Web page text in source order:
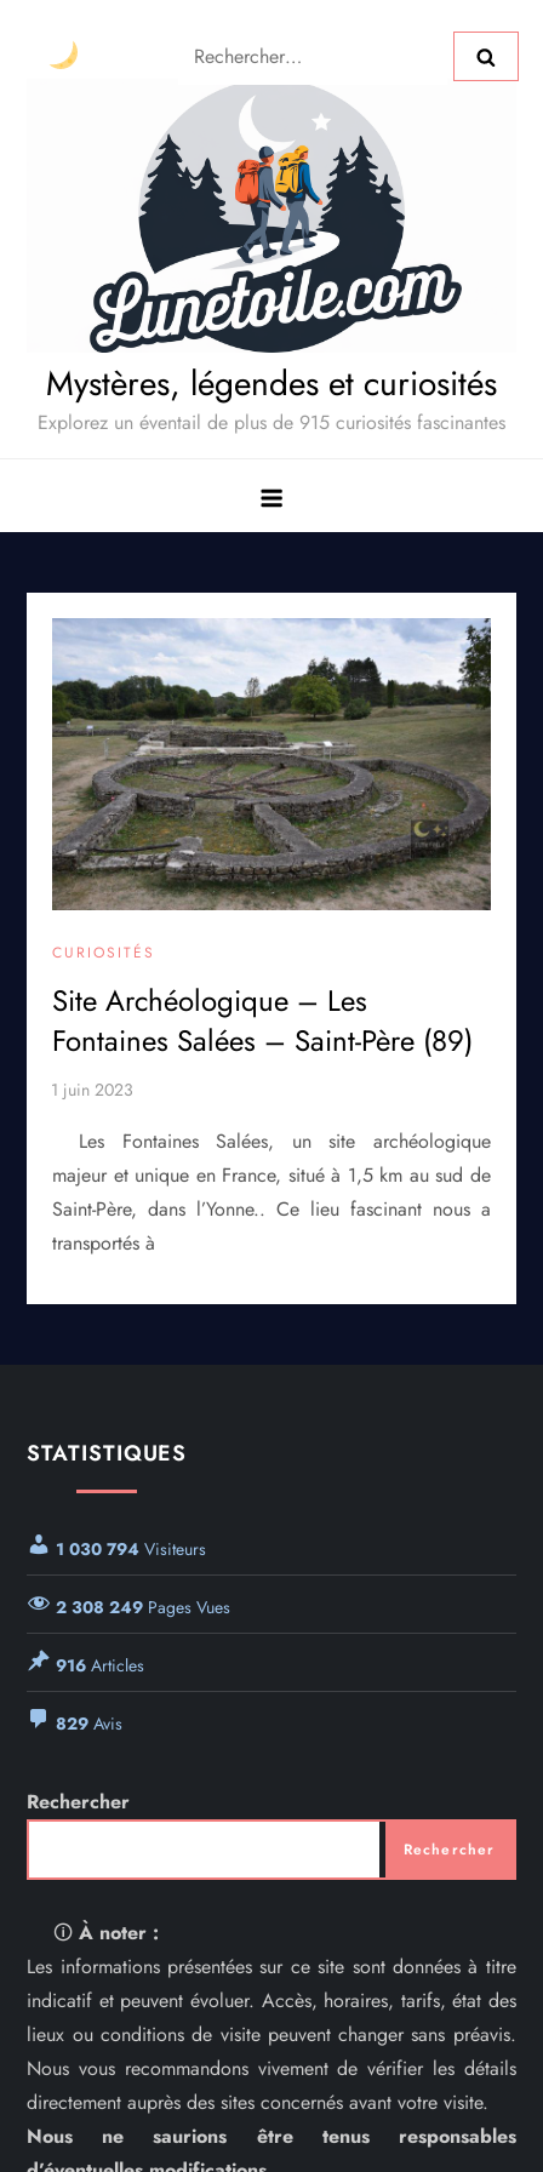
Mystères, légendes et curiosités
Explorez un éventail de plus de 915 curiosités fascinantes
CURIOSITÉS
Site Archéologique – Les
Fontaines Salées – Saint-Père (89)
Les Fontaines Salées, un site archéologique
majeur et unique en France, situé à 1,5 km au sud de
Saint-Père, dans l’Yonne.. Ce lieu fascinant nous a
transportés à
STATISTIQUES
1 030 794 Visiteurs
2 308 249 Pages Vues
916 Articles
829 Avis
Rechercher
Rechercher
🛈À noter :
Les informations présentées sur ce site sont données à titre
indicatif et peuvent évoluer. Accès, horaires, tarifs, état des
lieux ou conditions de visite peuvent changer sans préavis.
Nous vous recommandons vivement de vérifier les détails
directement auprès des sites concernés avant votre visite.
Nous ne saurions être tenus responsables